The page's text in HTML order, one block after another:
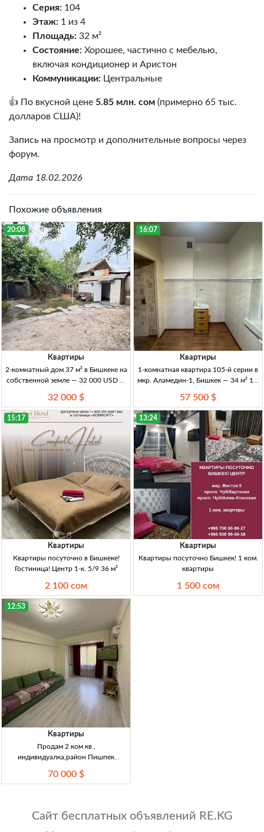
Серия: 104
Этаж: 1 из 4
Площадь: 32 м²
Состояние: Хорошее, частично с мебелью,
включая кондиционер и Аристон
Коммуникации: Центральные
👍 По вкусной цене 5.85 млн. сом (примерно 65 тыс.
долларов США)!
Запись на просмотр и дополнительные вопросы через
форум.
Дата 18.02.2026
Похожие объявления
20:08
Квартиры
2-комнатный дом 37 м² в Бишкеке на
собственной земле — 32 000 USD 2-
Бишкек, собств. зем., вода, канализ.,
центр. эл-во, отопл. уголь/
32 000 $
16:07
Квартиры
1-комнатная квартира 105-й серии в
мкр. Аламедин-1, Бишкек — 34 м² 1-к
Аламедин-1, ц/о, св/газ/вода, с/у
совм., частичный ремонт,
57 500 $
15:17
Квартиры
Квартиры посуточно в Бишкеке!
Гостиница! Центр 1-к. 5/9 36 м²
2 100 сом
13:24
Квартиры
Квартиры посуточно Бишкек! 1 ком.
квартиры
1 500 сом
12:53
Квартиры
Продам 2 ком кв ,
индивидуалка,район Пишпек
70 000 $
Сайт бесплатных объявлений RE.KG